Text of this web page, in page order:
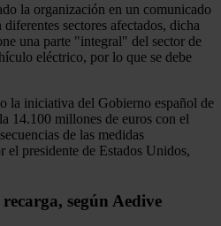
la organización en un comunicado
sectores afectados, dicha
una parte "integral" del sector de
eléctrico, por lo que se debe
la iniciativa del Gobierno español de
14.100 millones de euros con el
de las medidas
el presidente de Estados Unidos,
según Aedive